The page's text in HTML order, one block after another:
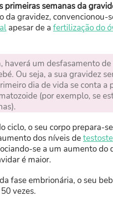
primeiras semanas da
da gravidez,
apesar de a fertilização do
haverá um desfasamento
Ou seja, a sua gravidez
dia de vida se conta
(por exemplo, se
ciclo, o seu corpo prepara-
dos níveis de
se a um aumento
é maior.
fase embrionária, o seu
vezes.